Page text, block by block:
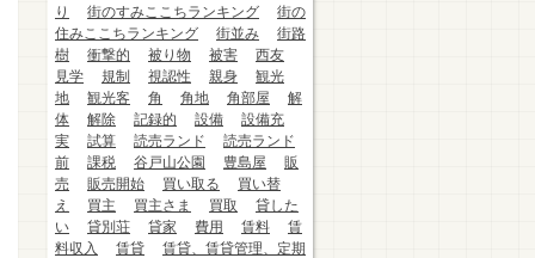
り
街のすみここちランキング
街の
住みここちランキング
街並み
街路
樹
衝撃的 被り物 被害
西友
見学
規制 視認性 親身
観光
地
観光客 角 角地 角部屋
解
体
解除 記録的 設備
設備充
実
試算 読売ランド
読売ランド
前
課税 谷戸山公園 豊島屋
販
売
販売開始 買い取る
買い替
え
買主 買主さま 買取
貸した
い
貸別荘 貸家 費用 賃料
賃
料収入
賃貸
賃貸、賃貸管理、定期